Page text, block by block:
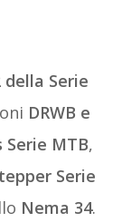
Serie
DRWB e
MTB,
Serie
Nema 34.